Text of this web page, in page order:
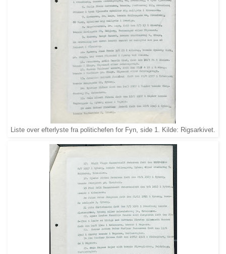
Liste over efterlyste fra politichefen for Fyn, side 1. Kilde: Rigsarkivet.